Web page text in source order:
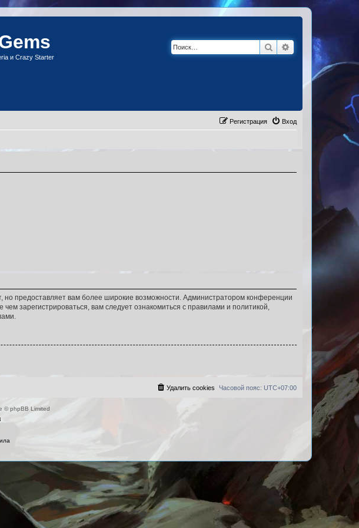
и Crazy Starter
Поиск Расширенный
Вход
Регистрация
но предоставляет вам более широкие возможности. Администратором конференции
зарегистрироваться, вам следует ознакомиться с правилами и политикой,
Часовой пояс: UTC+07:00
Удалить cookies
© phpBB Limited